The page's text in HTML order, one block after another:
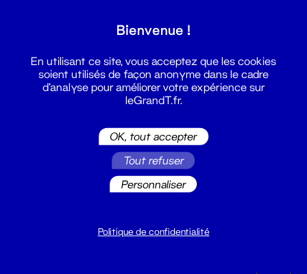
billetterie@leGrandT.fr
Du lundi au vendredi 14h → 18h
Bienvenue !
En utilisant ce site, vous acceptez que les cookies
soient utilisés de façon anonyme dans le cadre
d'analyse pour améliorer votre expérience sur
leGrandT.fr.
OK, tout accepter
Tout refuser
Personnaliser
Politique de confidentialité